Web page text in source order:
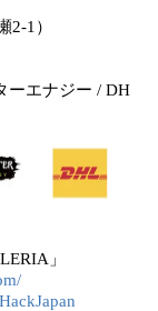
2-1）
ーエナジー / DH
」